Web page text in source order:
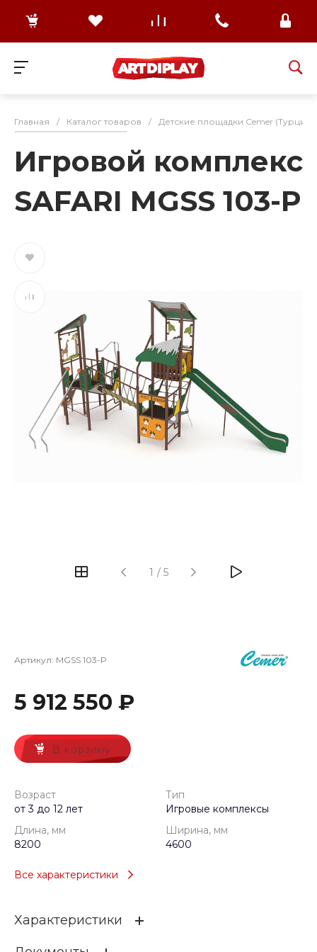
Главная / Каталог товаров / Детские площадки Cemer (Турция)
Игровой комплекс
SAFARI MGSS 103-P
1 / 5
Артикул: MGSS 103-P
5 912 550 ₽
В корзину
Возраст
от 3 до 12 лет
Тип
Игровые комплексы
Длина, мм
8200
Ширина, мм
4600
Все характеристики
Характеристики